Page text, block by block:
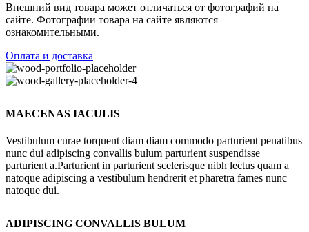
Внешний вид товара может отличаться от фотографий на
сайте. Фотографии товара на сайте являются
ознакомительными.
Оплата и доставка
MAECENAS IACULIS
Vestibulum curae torquent diam diam commodo parturient penatibus
nunc dui adipiscing convallis bulum parturient suspendisse
parturient a.Parturient in parturient scelerisque nibh lectus quam a
natoque adipiscing a vestibulum hendrerit et pharetra fames nunc
natoque dui.
ADIPISCING CONVALLIS BULUM